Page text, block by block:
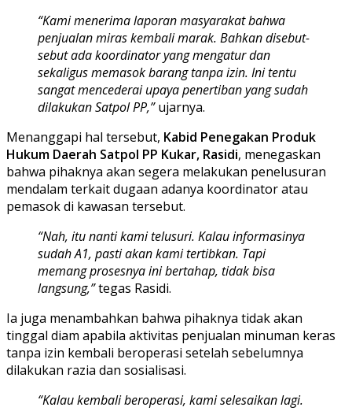
“Kami menerima laporan masyarakat bahwa
penjualan miras kembali marak. Bahkan disebut-
sebut ada koordinator yang mengatur dan
sekaligus memasok barang tanpa izin. Ini tentu
sangat mencederai upaya penertiban yang sudah
dilakukan Satpol PP,”ujarnya.
Menanggapi hal tersebut, Kabid Penegakan Produk
Hukum Daerah Satpol PP Kukar, Rasidi, menegaskan
bahwa pihaknya akan segera melakukan penelusuran
mendalam terkait dugaan adanya koordinator atau
pemasok di kawasan tersebut.
“Nah, itu nanti kami telusuri. Kalau informasinya
sudah A1, pasti akan kami tertibkan. Tapi
memang prosesnya ini bertahap, tidak bisa
langsung,”tegas Rasidi.
Ia juga menambahkan bahwa pihaknya tidak akan
tinggal diam apabila aktivitas penjualan minuman keras
tanpa izin kembali beroperasi setelah sebelumnya
dilakukan razia dan sosialisasi.
“Kalau kembali beroperasi, kami selesaikan lagi.